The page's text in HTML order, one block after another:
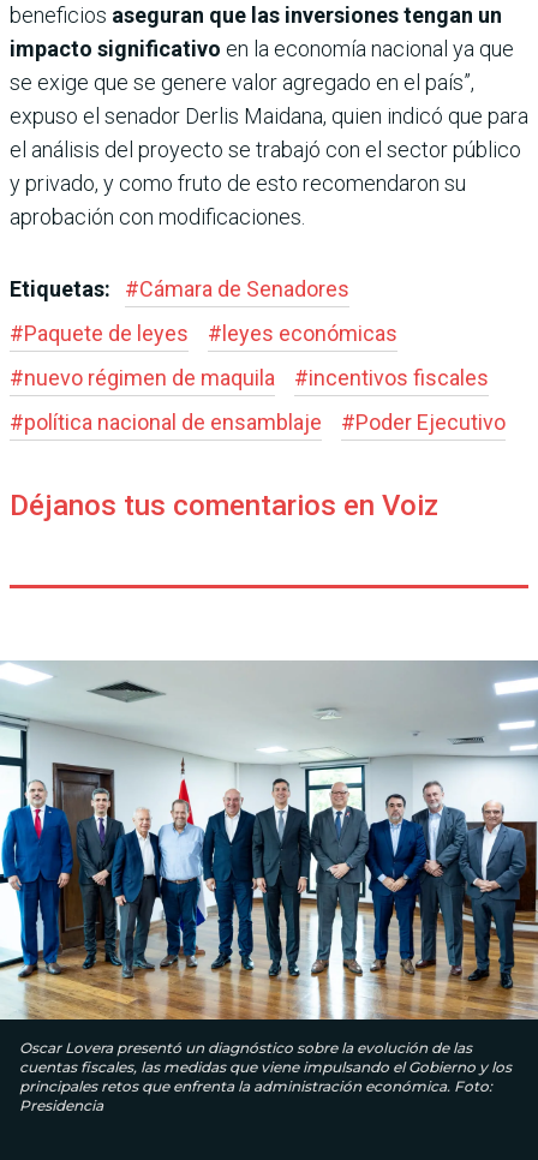
beneficios aseguran que las inversiones tengan un
impacto significativo en la economía nacional ya que
se exige que se genere valor agregado en el país”,
expuso el senador Derlis Maidana, quien indicó que para
el análisis del proyecto se trabajó con el sector público
y privado, y como fruto de esto recomendaron su
aprobación con modificaciones.
Etiquetas: #Cámara de Senadores
#Paquete de leyes #leyes económicas
#nuevo régimen de maquila #incentivos fiscales
#política nacional de ensamblaje #Poder Ejecutivo
Déjanos tus comentarios en Voiz
Oscar Lovera presentó un diagnóstico sobre la evolución de las
cuentas fiscales, las medidas que viene impulsando el Gobierno y los
principales retos que enfrenta la administración económica. Foto:
Presidencia